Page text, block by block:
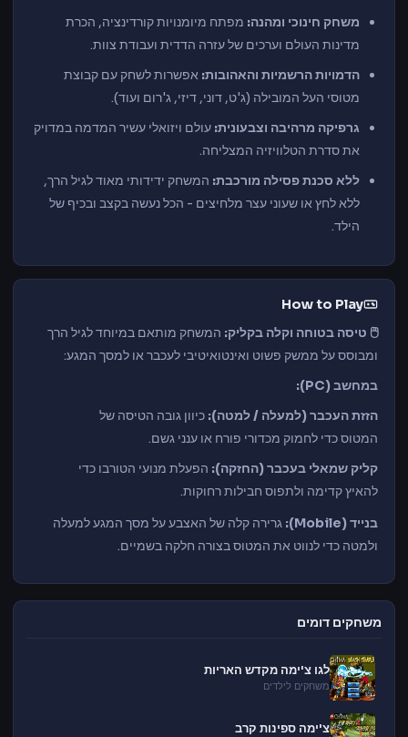
משחק חינוכי ומהנה: מפתח מיומנויות קורדינציה, הכרת
מדינות העולם וערכים של עזרה הדדית ועבודת צוות.
הדמויות הרשמיות והאהובות: אפשרות לשחק עם קבוצת
מטוסי העל המובילה (ג'ט, דוני, דיזי, ג'רום ועוד).
גרפיקה מרהיבה וצבעונית: עולם ויזואלי עשיר המדמה במדויק
את סדרת הטלוויזיה המצליחה.
ללא סכנת פסילה מורכבת: המשחק ידידותי מאוד לגיל הרך,
ללא לחץ או שעוני עצר מלחיצים - הכל נעשה בקצב ובכיף של
הילד.
How to Play
🖱️ טיסה בטוחה וקלה בקליק: המשחק מותאם במיוחד לגיל הרך
ומבוסס על ממשק פשוט ואינטואיטיבי לעכבר או למסך המגע:
במחשב (PC):
הזזת העכבר (למעלה / למטה): כיוון גובה הטיסה של
המטוס כדי לחמוק מכדורי פורח או ענני גשם.
קליק שמאלי בעכבר (החזקה): הפעלת מנועי הטורבו כדי
להאיץ קדימה ולתפוס חבילות רחוקות.
בנייד (Mobile):
גרירה קלה של האצבע על מסך המגע למעלה
ולמטה כדי לנווט את המטוס בצורה חלקה בשמיים.
משחקים דומים
לגו צ'ימה מקדש האריות
משחקים לילדים
צ'ימה ספינות קרב